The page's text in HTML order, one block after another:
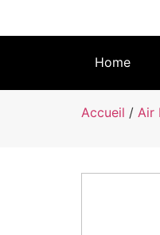
Home
Accueil / Air